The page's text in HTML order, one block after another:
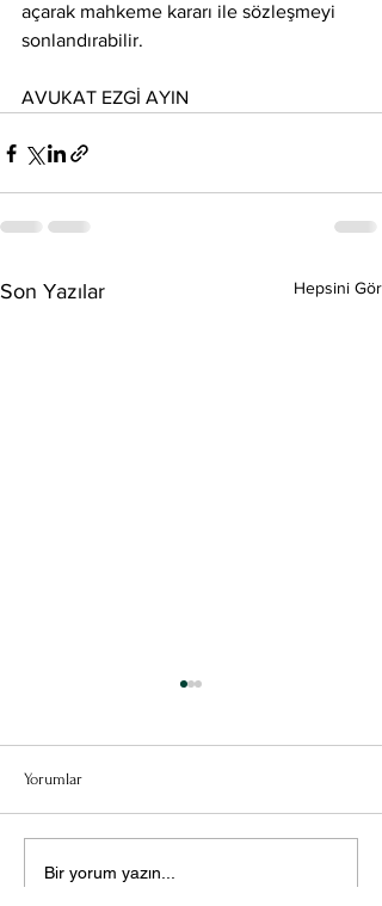
açarak mahkeme kararı ile sözleşmeyi
sonlandırabilir.
AVUKAT EZGİ AYIN
Son Yazılar Hepsini Gör
İŞTEN ÇIKARILMA HALİNDE
Yorumlar
Bir yorum yazın...